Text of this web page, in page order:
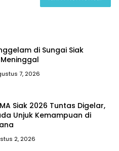
di Sungai Siak
7, 2026
Siak 2026 Tuntas Digelar,
Unjuk Kemampuan di
2, 2026